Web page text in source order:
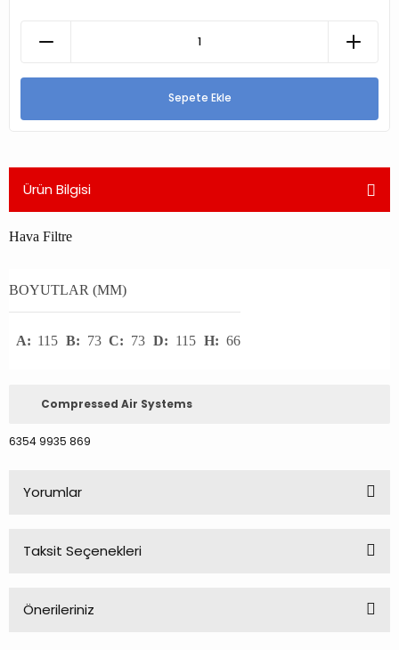
Sepete Ekle
Ürün Bilgisi
Hava Filtre
BOYUTLAR (MM)
A: 115 B: 73 C: 73 D: 115 H: 66
Compressed Air Systems
6354 9935 869
Yorumlar
Taksit Seçenekleri
Önerileriniz